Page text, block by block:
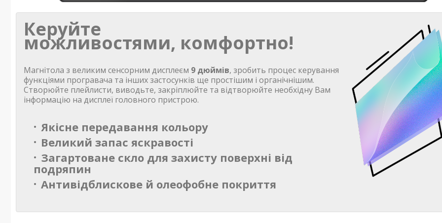
Керуйте
можливостями, комфортно!
Магнітола з великим сенсорним дисплеєм 9 дюймів, зробить процес керування
функціями програвача та інших застосунків ще простішим і органічнішим.
Створюйте плейлисти, виводьте, закріплюйте та відтворюйте необхідну Вам
інформацію на дисплеї головного пристрою.
Якісне передавання кольору
Великий запас яскравості
Загартоване скло для захисту поверхні від
подряпин
Антивідблискове й олеофобне покриття